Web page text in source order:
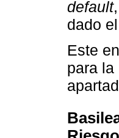
default
dado
Este
para la